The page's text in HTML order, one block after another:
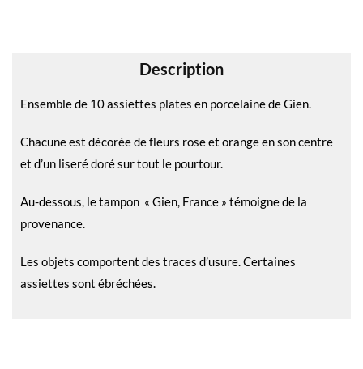
:
Description
Ensemble de 10 assiettes plates en porcelaine de Gien.
Chacune est décorée de fleurs rose et orange en son centre
et d’un liseré doré sur tout le pourtour.
Au-dessous, le tampon « Gien, France » témoigne de la
provenance.
Les objets comportent des traces d’usure. Certaines
assiettes sont ébréchées.